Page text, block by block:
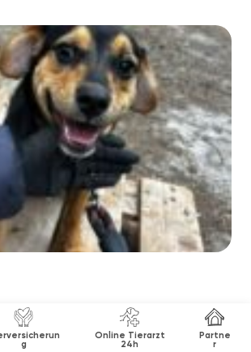
g
Online Tierarzt
24h
Partne
r